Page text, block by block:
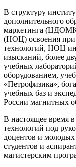
В структуру
дополнительного
маркетинга
(НОЦ) освоения
технологий, НОЦ
изысканий, более
учебных
оборудованием,
«Петрофизика»,
учебных баз и
России магнитных
В настоящее время
технологий под
доцентов и молодых
студентов и
магистерским